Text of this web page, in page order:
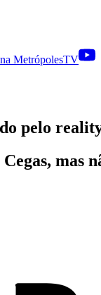
na MetrópolesTV
pelo